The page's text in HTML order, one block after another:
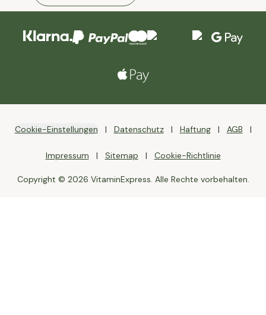
Cookie-Einstellungen Datenschutz Haftung AGB
Impressum Sitemap Cookie-Richtlinie
Copyright © 2026 VitaminExpress. Alle Rechte vorbehalten.